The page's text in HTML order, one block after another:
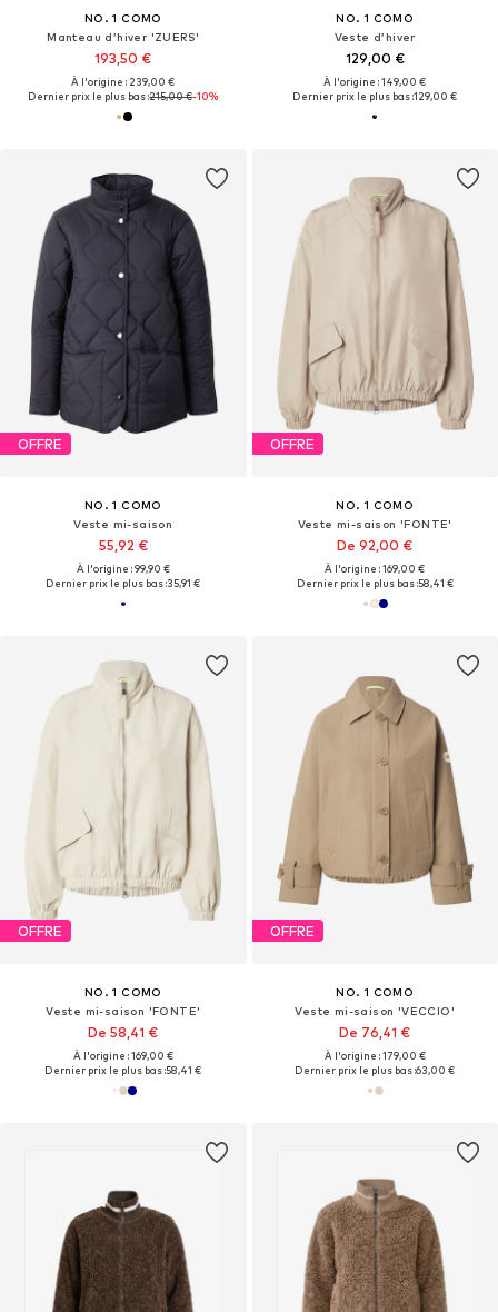
NO. 1 COMO
Manteau d’hiver 'ZUERS'
193,50 €
À l'origine : 239,00 €
Dernier prix le plus bas :215,00 €-10%
NO. 1 COMO
Veste d’hiver
129,00 €
À l'origine : 149,00 €
Dernier prix le plus bas :129,00 €
OFFRE
NO. 1 COMO
Veste mi-saison
55,92 €
À l'origine : 99,90 €
Dernier prix le plus bas :35,91 €
OFFRE
NO. 1 COMO
Veste mi-saison 'FONTE'
De 92,00 €
À l'origine : 169,00 €
Dernier prix le plus bas :58,41 €
OFFRE
NO. 1 COMO
Veste mi-saison 'FONTE'
De 58,41 €
À l'origine : 169,00 €
Dernier prix le plus bas :58,41 €
OFFRE
NO. 1 COMO
Veste mi-saison 'VECCIO'
De 76,41 €
À l'origine : 179,00 €
Dernier prix le plus bas :63,00 €